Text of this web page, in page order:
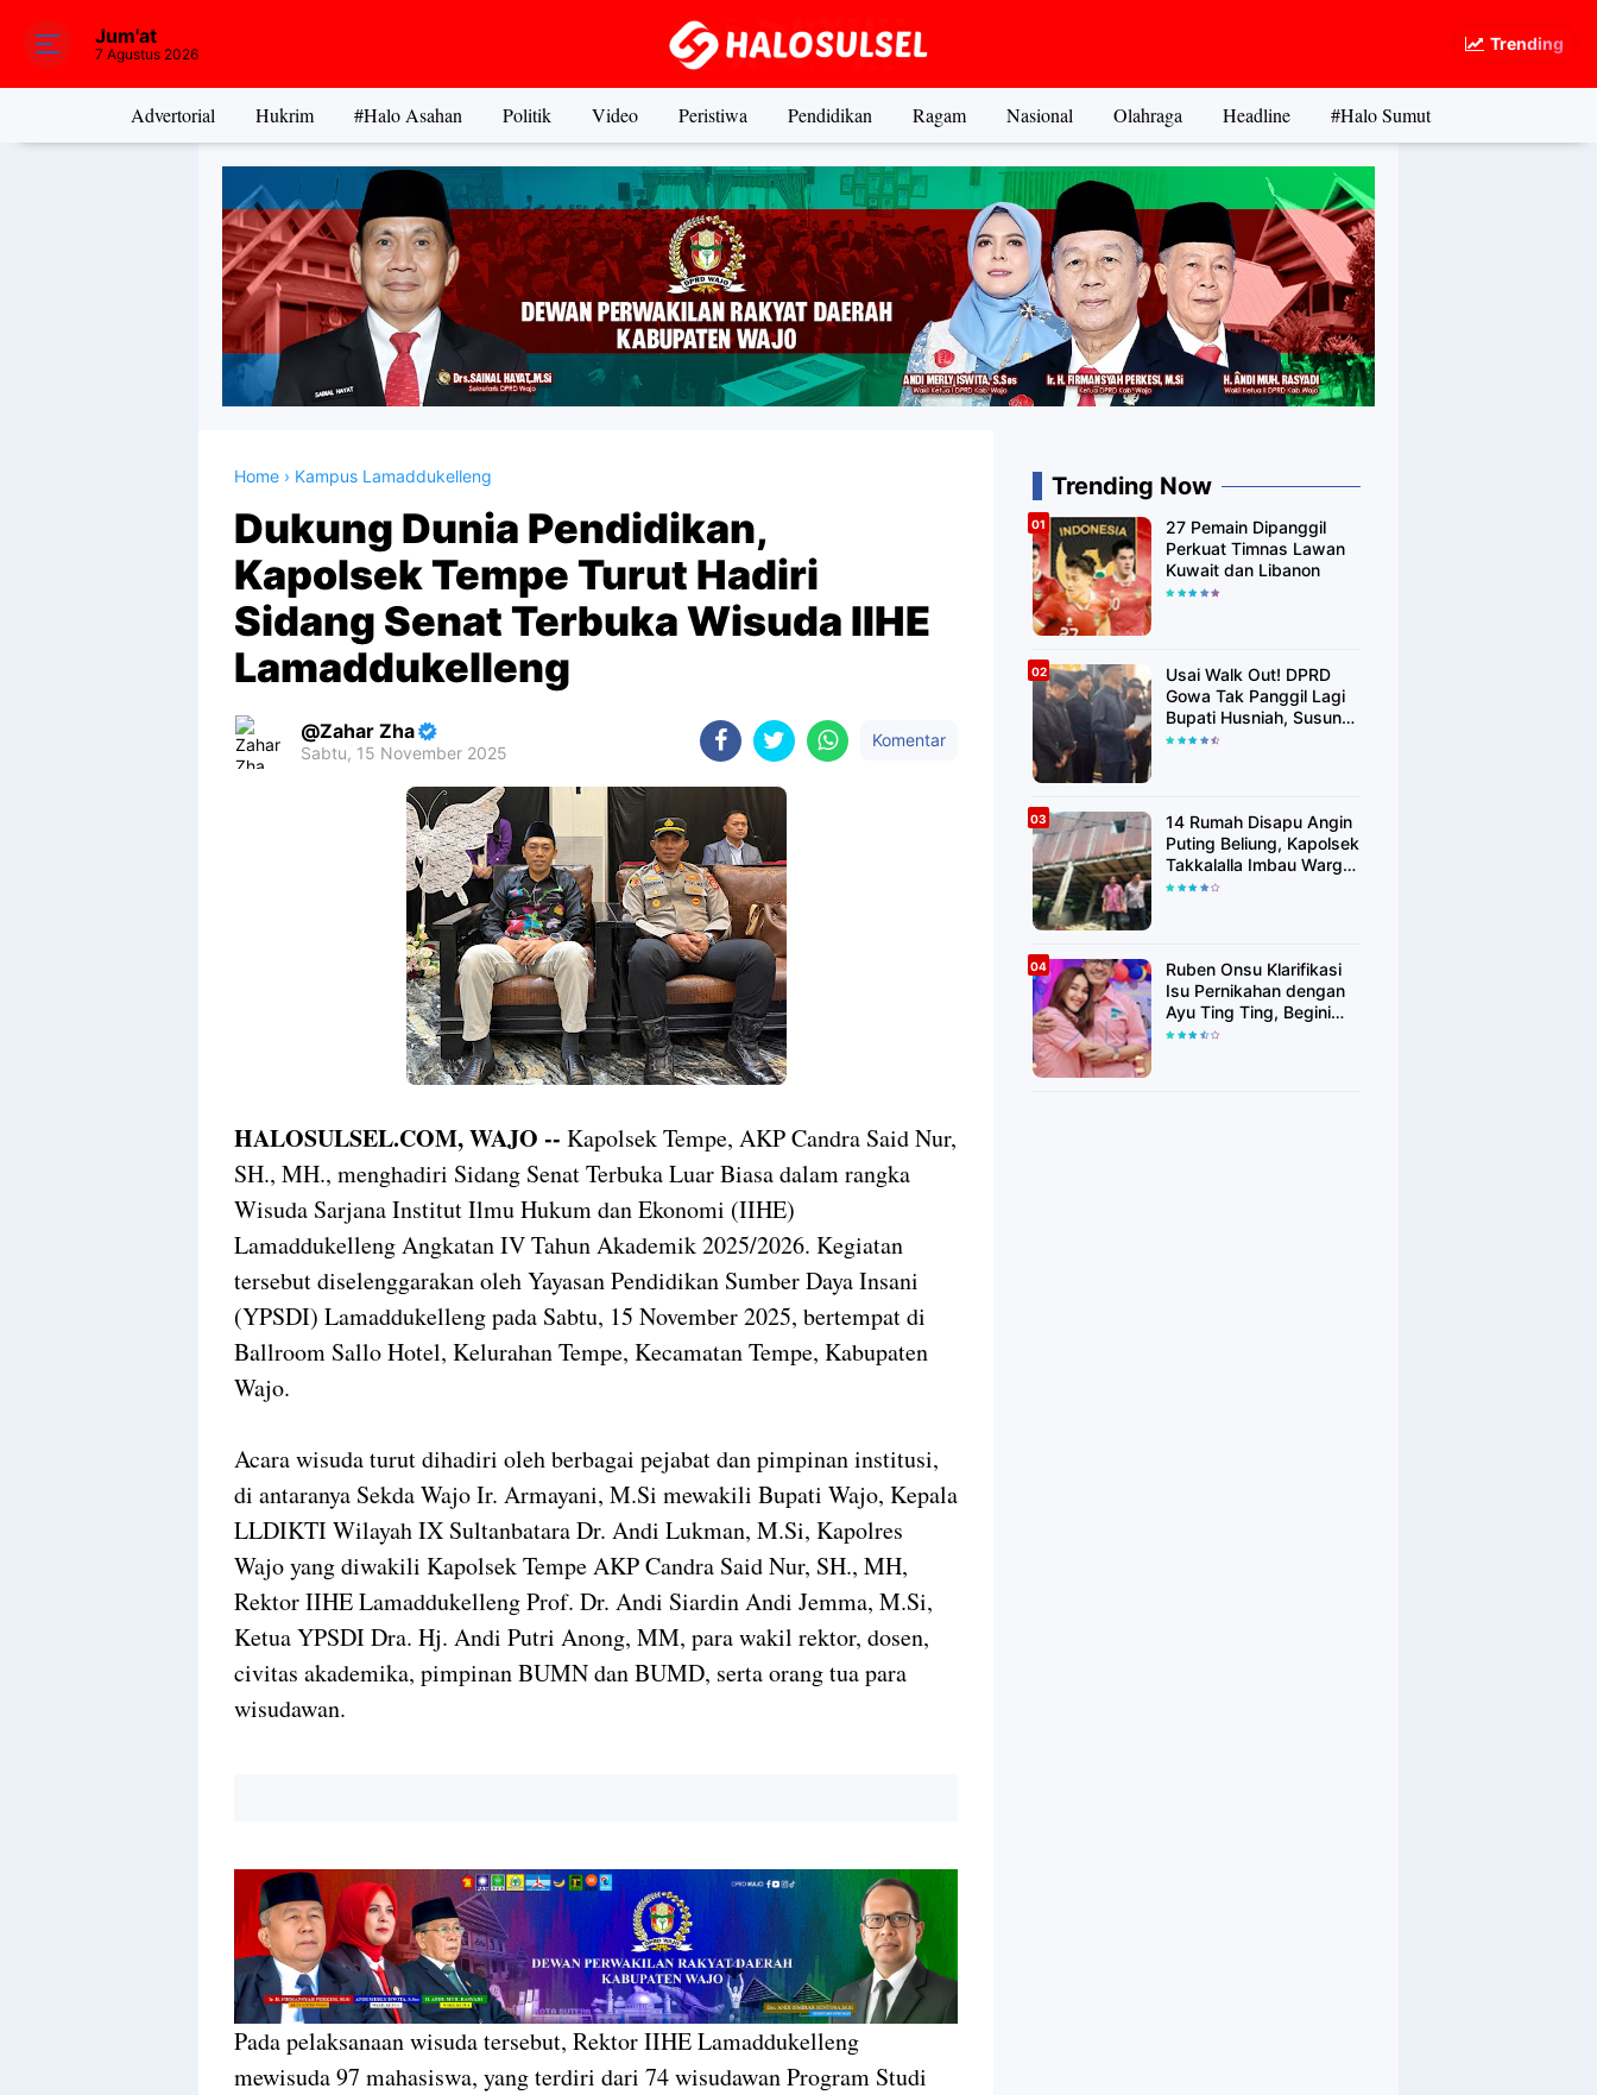
Trending
Jum'at
7 Agustus 2026
Advertorial Hukrim #Halo Asahan Politik Video Peristiwa Pendidikan Ragam Nasional Olahraga Headline #Halo Sumut
Home › Kampus Lamaddukelleng
Dukung Dunia Pendidikan,
Kapolsek Tempe Turut Hadiri
Sidang Senat Terbuka Wisuda IIHE
Lamaddukelleng
Zahar Zha
Sabtu, 15 November 2025
Komentar
HALOSULSEL.COM, WAJO -- Kapolsek Tempe, AKP Candra Said Nur,
SH., MH., menghadiri Sidang Senat Terbuka Luar Biasa dalam rangka
Wisuda Sarjana Institut Ilmu Hukum dan Ekonomi (IIHE)
Lamaddukelleng Angkatan IV Tahun Akademik 2025/2026. Kegiatan
tersebut diselenggarakan oleh Yayasan Pendidikan Sumber Daya Insani
(YPSDI) Lamaddukelleng pada Sabtu, 15 November 2025, bertempat di
Ballroom Sallo Hotel, Kelurahan Tempe, Kecamatan Tempe, Kabupaten
Wajo.
Acara wisuda turut dihadiri oleh berbagai pejabat dan pimpinan institusi,
di antaranya Sekda Wajo Ir. Armayani, M.Si mewakili Bupati Wajo, Kepala
LLDIKTI Wilayah IX Sultanbatara Dr. Andi Lukman, M.Si, Kapolres
Wajo yang diwakili Kapolsek Tempe AKP Candra Said Nur, SH., MH,
Rektor IIHE Lamaddukelleng Prof. Dr. Andi Siardin Andi Jemma, M.Si,
Ketua YPSDI Dra. Hj. Andi Putri Anong, MM, para wakil rektor, dosen,
civitas akademika, pimpinan BUMN dan BUMD, serta orang tua para
wisudawan.
Pada pelaksanaan wisuda tersebut, Rektor IIHE Lamaddukelleng
mewisuda 97 mahasiswa, yang terdiri dari 74 wisudawan Program Studi
Trending Now
27 Pemain Dipanggil
Perkuat Timnas Lawan
Kuwait dan Libanon
Usai Walk Out! DPRD
Gowa Tak Panggil Lagi
Bupati Husniah, Susun
Rekomendasi Hak
14 Rumah Disapu Angin
Puting Beliung, Kapolsek
Takkalalla Imbau Warga
Waspada Cuaca
Ruben Onsu Klarifikasi
Isu Pernikahan dengan
Ayu Ting Ting, Begini
Faktanya